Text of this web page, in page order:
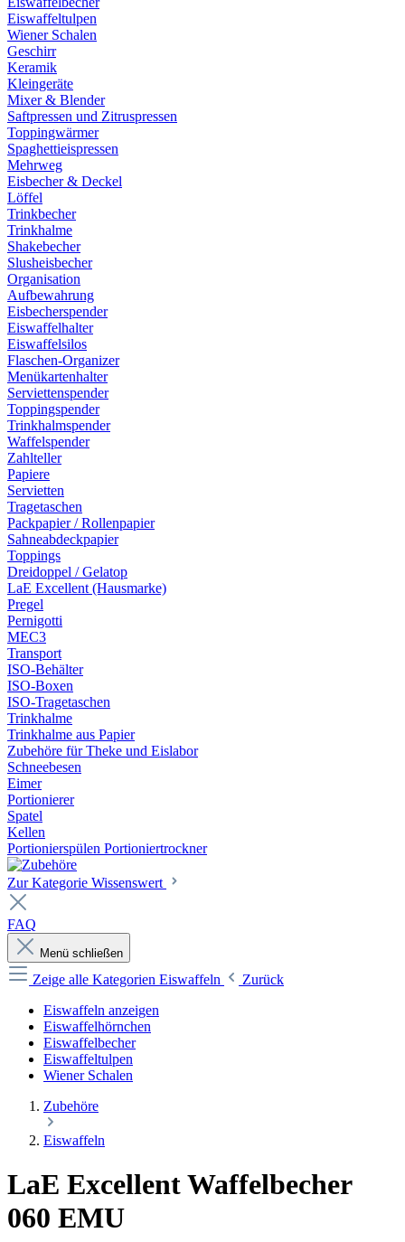
Eiswaffeltulpen
Wiener Schalen
Geschirr
Keramik
Kleingeräte
Mixer & Blender
Saftpressen und Zitruspressen
Toppingwärmer
Spaghettieispressen
Mehrweg
Eisbecher & Deckel
Löffel
Trinkbecher
Trinkhalme
Shakebecher
Slusheisbecher
Organisation
Aufbewahrung
Eisbecherspender
Eiswaffelhalter
Eiswaffelsilos
Flaschen-Organizer
Menükartenhalter
Serviettenspender
Toppingspender
Trinkhalmspender
Waffelspender
Zahlteller
Papiere
Servietten
Tragetaschen
Packpapier / Rollenpapier
Sahneabdeckpapier
Toppings
Dreidoppel / Gelatop
LaE Excellent (Hausmarke)
Pregel
Pernigotti
MEC3
Transport
ISO-Behälter
ISO-Boxen
ISO-Tragetaschen
Trinkhalme
Trinkhalme aus Papier
Zubehöre für Theke und Eislabor
Schneebesen
Eimer
Portionierer
Spatel
Kellen
Portionierspülen Portioniertrockner
Zur Kategorie Wissenswert
FAQ
Menü schließen
Zeige alle Kategorien Eiswaffeln
Zurück
Eiswaffeln anzeigen
Eiswaffelhörnchen
Eiswaffelbecher
Eiswaffeltulpen
Wiener Schalen
Zubehöre
Eiswaffeln
LaE Excellent Waffelbecher
060 EMU